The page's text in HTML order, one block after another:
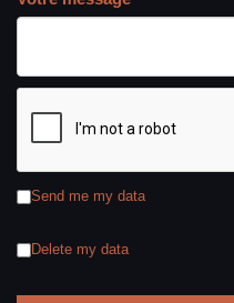
Send me my data
Delete my data